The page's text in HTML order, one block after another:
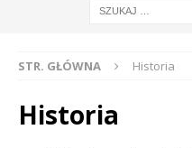
STR. GŁÓWNA Historia
Historia